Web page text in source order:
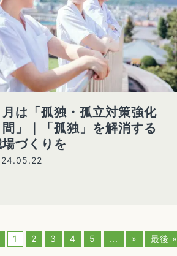
月は「孤独・孤立対策強化
間」｜「孤独」を解消する
づくりを
1 2 3 4 5 ... » 最後 »